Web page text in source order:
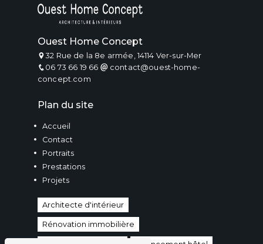
Ouest Home Concept
32 Rue de la 8e armée, 14114 Ver-sur-Mer
06 73 66 19 66
contact@ouest-home-
concept.com
Plan du site
Accueil
Contact
Portraits
Prestations
Projets
Architecte d'intérieur
Rénovation immobilière